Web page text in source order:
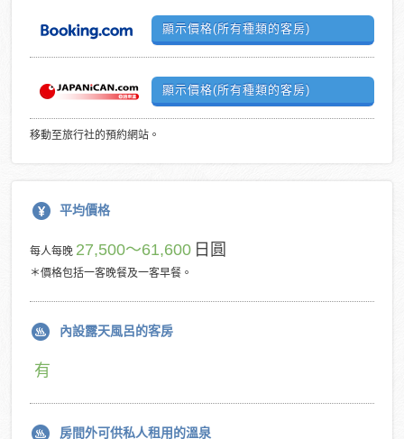
顯示價格(所有種類的客房)
顯示價格(所有種類的客房)
移動至旅行社的預約網站。
平均價格
每人每晚 27,500～61,600 日圓
＊價格包括一客晚餐及一客早餐。
內設露天風呂的客房
有
房間外可供私人租用的溫泉